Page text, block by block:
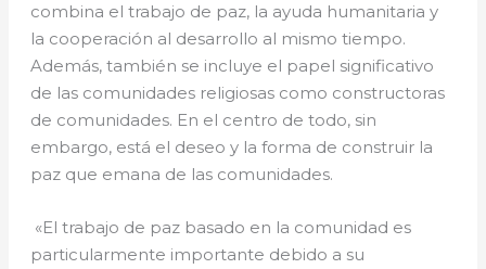
combina el trabajo de paz, la ayuda humanitaria y
la cooperación al desarrollo al mismo tiempo.
Además, también se incluye el papel significativo
de las comunidades religiosas como constructoras
de comunidades. En el centro de todo, sin
embargo, está el deseo y la forma de construir la
paz que emana de las comunidades.
«El trabajo de paz basado en la comunidad es
particularmente importante debido a su